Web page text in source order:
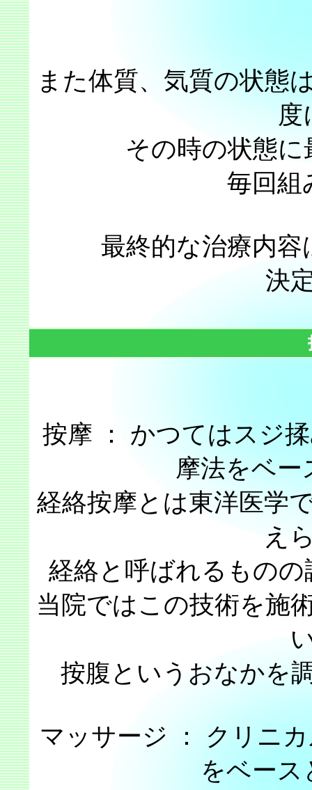
また体質、気質の状態
度
その時の状態
毎回組
最終的な治療内
決
按摩 ： かつてはスジ
摩法をベ
経絡按摩とは東洋医学
え
経絡と呼ばれるもの
当院ではこの技術を施
按腹というおなかを
マッサージ ： クリニ
をベー